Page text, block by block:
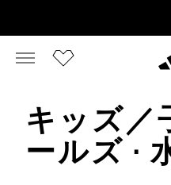
キッズ／
ールズ ·